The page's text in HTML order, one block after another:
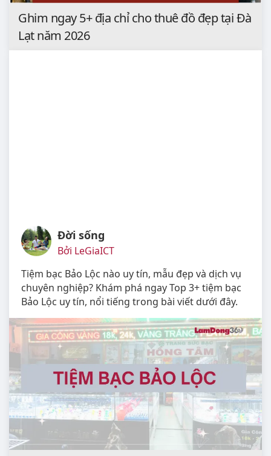
Ghim ngay 5+ địa chỉ cho thuê đồ đẹp tại Đà
Lạt năm 2026
Đời sống
Bởi LeGiaICT
Tiệm bạc Bảo Lộc nào uy tín, mẫu đẹp và dịch vụ
chuyên nghiệp? Khám phá ngay Top 3+ tiệm bạc
Bảo Lộc uy tín, nổi tiếng trong bài viết dưới đây.